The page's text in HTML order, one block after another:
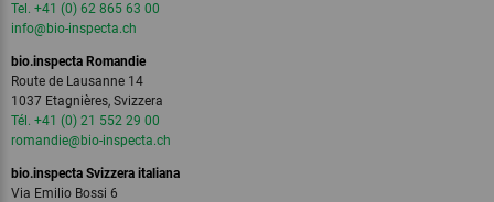
Tel. +41 (0) 62 865 63 00
info@bio-inspecta.ch
bio.inspecta Romandie
Route de Lausanne 14
1037 Etagnières, Svizzera
Tél. +41 (0) 21 552 29 00
romandie@bio-inspecta.ch
bio.inspecta Svizzera italiana
Via Emilio Bossi 6